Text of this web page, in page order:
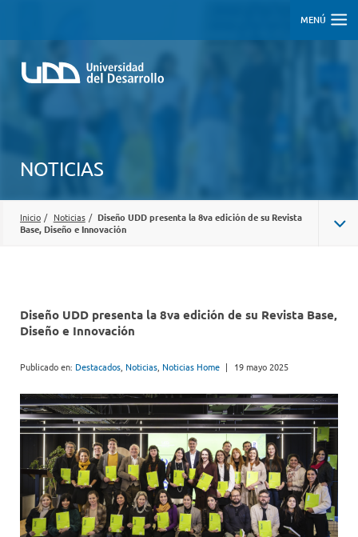
MENÚ
NOTICIAS
Inicio / Noticias / Diseño UDD presenta la 8va edición de su Revista
Base, Diseño e Innovación
Diseño UDD presenta la 8va edición de su Revista Base,
Diseño e Innovación
Publicado en: Destacados Noticias Noticias Home | 19 mayo 2025